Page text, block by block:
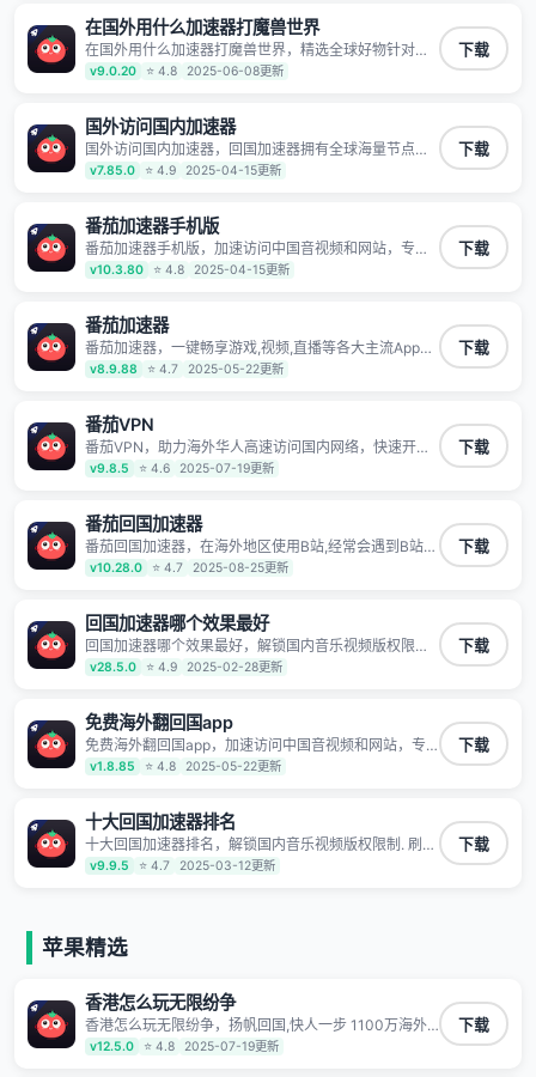
在国外用什么加速器打魔兽世界
在国外用什么加速器打魔兽世界，精选全球好物针对海
外华人、留学生和海外出差用户打造的一款高质量专属
回国加速器,只要身处海外即可一键加速畅享国内网络:追
炒股等多场景的应用及网络加速
v9.0.20 ⭐ 4.8 2025-06-08更新
下载
国外访问国内加速器
国外访问国内加速器，回国加速器拥有全球海量节点覆
盖，运营商专线不卡顿超稳定，专为海外华人和留学生
打造，帮助海外华人免除地域限制，随时高速稳定低延
v7.85.0 ⭐ 4.9 2025-04-15更新
下载
番茄加速器手机版
番茄加速器手机版，加速访问中国音视频和网站，专业
回国加速器，帮你加速访问优酷、bilibili、腾讯视频、爱
奇艺等，加速国服游戏，例如原神、阴阳师、和平精
明日方舟、战双帕弥什、sky光·遇、另一个伊甸园等国
内各种服务,回国加速器致力于帮助海外华人和留学生、
港澳台地区用户提供最好的回国游戏和音乐视频加速服
务，可以在海外或港澳台地区流畅加速国服游戏和音视
线。能加速访问优酷、爱奇艺、腾讯视频、B站、芒果
TV、西瓜视频、QQ音乐、网易云音乐、酷狗音乐、YY
等主流网站应用解除限制，带你穿梭加速回国。目前已
有上百万用户，用户整体好评95%以上，一对一在线客
服支持，保障你的使用体验。
v10.3.80 ⭐ 4.8 2025-04-15更新
下载
番茄加速器
番茄加速器，一键畅享游戏,视频,直播等各大主流App应
用,视频加载极速不卡顿。人在海外听歌,玩国服游戏 简
单易用。
v8.9.88 ⭐ 4.7 2025-05-22更新
下载
番茄VPN
番茄VPN，助力海外华人高速访问国内网络，快速开启
国内各直播平台,解决国内视频、音乐卡顿问题；更能加
速海量国服游戏，超低延迟稳定不掉线,畅享国内网络！
v9.8.5 ⭐ 4.6 2025-07-19更新
下载
番茄回国加速器
番茄回国加速器，在海外地区使用B站,经常会遇到B站地
区版权限制/网络IP屏蔽,缓冲卡顿等问题,使用我们的哔
哩哔哩专用回国VPN,可加速解决各类网络问题,一键网络
7*24小时服务。
v10.28.0 ⭐ 4.7 2025-08-25更新
下载
回国加速器哪个效果最好
回国加速器哪个效果最好，解锁国内音乐视频版权限制.
刷剧不卡，高清秒开. 有效降低国服游戏延迟. 提升国内
主流应用访问速度 ; 独创加速黑科技 · 海量边缘. 动态多
v28.5.0 ⭐ 4.9 2025-02-28更新
下载
免费海外翻回国app
免费海外翻回国app，加速访问中国音视频和网站，专
业回国加速器，帮你加速访问优酷、bilibili、腾讯视频、
爱奇艺等，加速国服游戏，例如原神、阴阳师、和平精
明日方舟、战双帕弥什、sky光·遇、另一个伊甸园等国
内各种服务,回国加速器致力于帮助海外华人和留学生、
港澳台地区用户提供最好的回国游戏和音乐视频加速服
务，可以在海外或港澳台地区流畅加速国服游戏和音视
等主流网站应用解除限制，带你穿梭加速回国。目前已
有上百万用户，用户整体好评95%以上，一对一在线客
v1.8.85 ⭐ 4.8 2025-05-22更新
下载
十大回国加速器排名
十大回国加速器排名，解锁国内音乐视频版权限制. 刷剧
不卡，高清秒开. 有效降低国服游戏延迟. 提升国内主流
应用访问速度 ; 独创加速黑科技 · 海量边缘. 动态多线. 智
v9.9.5 ⭐ 4.7 2025-03-12更新
下载
苹果精选
香港怎么玩无限纷争
香港怎么玩无限纷争，扬帆回国,快人一步 1100万海外
华人都在用的音乐视频回国加速器 Android iOS
Windows Mac TV VIP 支持多种加速场景 了解更多 看
v12.5.0 ⭐ 4.8 2025-07-19更新
下载